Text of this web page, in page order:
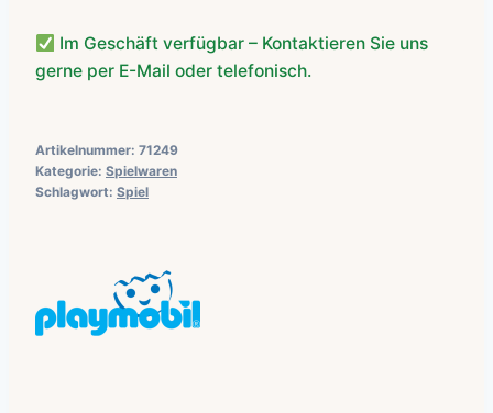
Im Geschäft verfügbar – Kontaktieren Sie uns
gerne per E-Mail oder telefonisch.
Artikelnummer: 71249
Kategorie: Spielwaren
Schlagwort: Spiel